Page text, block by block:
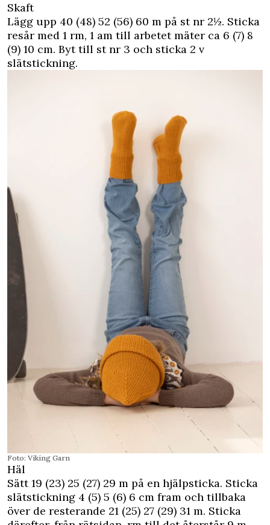
Skaft
Lägg upp 40 (48) 52 (56) 60 m på st nr 2½. Sticka
resår med 1 rm, 1 am till arbetet mäter ca 6 (7) 8
(9) 10 cm. Byt till st nr 3 och sticka 2 v
slätstickning.
Foto: Viking Garn
Häl
Sätt 19 (23) 25 (27) 29 m på en hjälpsticka. Sticka
slätstickning 4 (5) 5 (6) 6 cm fram och tillbaka
över de resterande 21 (25) 27 (29) 31 m. Sticka